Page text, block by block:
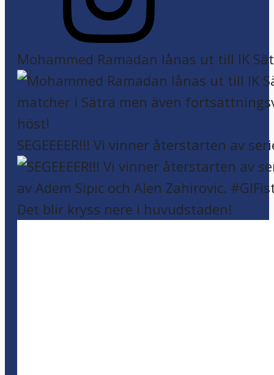
Mohammed Ramadan lånas ut till IK
SEGEEEER!!! Vi vinner återstarten av
Det blir kryss nere i huvudstaden!